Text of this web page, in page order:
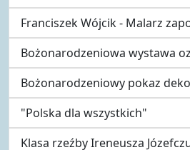
Franciszek Wójcik - Malarz
Bożonarodzeniowa wystawa
Bożonarodzeniowy pokaz
"Polska dla wszystkich"
Klasa rzeźby Ireneusza